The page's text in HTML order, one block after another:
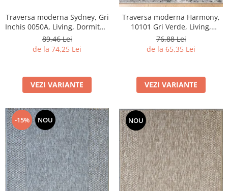
Traversa moderna Sydney, Gri
Inchis 0050A, Living, Dormitor,
Hol, Bucatarie, 80 x 250 cm
89,46 Lei
de la 74,25 Lei
VEZI VARIANTE
Traversa moderna Harmony,
10101 Gri Verde, Living,
Dormitor, Hol, 60 X 100 cm
76,88 Lei
de la 65,35 Lei
VEZI VARIANTE
-15% NOU NOU